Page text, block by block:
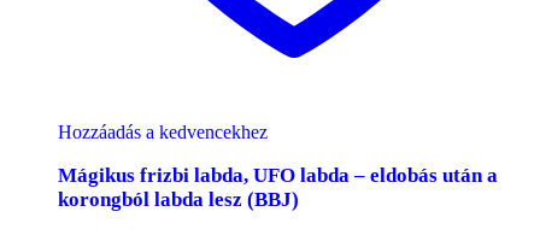
Hozzáadás a kedvencekhez
Mágikus frizbi labda, UFO labda – eldobás után a
korongból labda lesz (BBJ)